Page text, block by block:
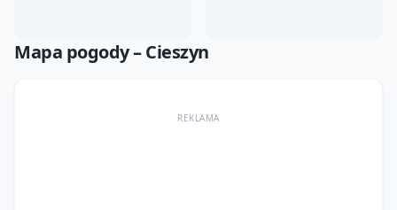
Mapa pogody –Cieszyn
REKLAMA